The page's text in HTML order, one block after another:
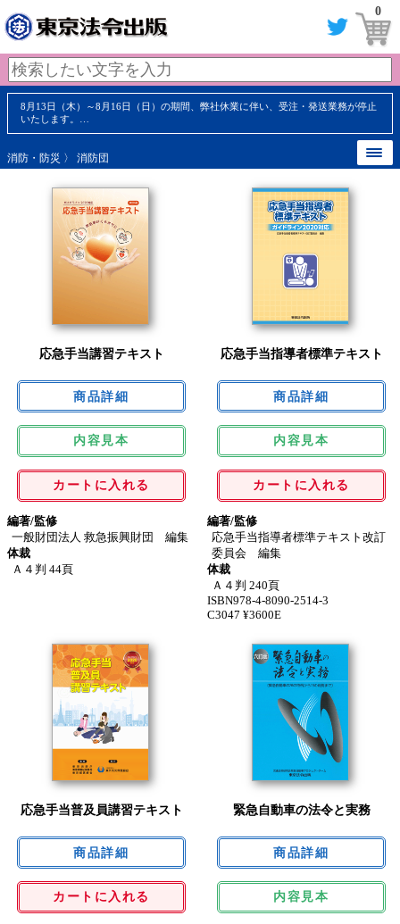
0
8月13日（木）～8月16日（日）の期間、弊社休業に伴い、受注・発送業務が停止
いたします。…
消防・防災 〉 消防団
応急手当講習テキスト
内容見本
カートに入れる
編著/監修
一般財団法人 救急振興財団 編集
体裁
Ａ４判 44頁
応急手当指導者標準テキスト
内容見本
カートに入れる
編著/監修
応急手当指導者標準テキスト改訂
委員会 編集
体裁
Ａ４判 240頁
ISBN978-4-8090-2514-3
C3047 ¥3600E
応急手当普及員講習テキスト
カートに入れる
緊急自動車の法令と実務
内容見本